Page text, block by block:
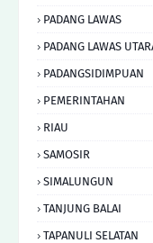
PADANG LAWAS
PADANG LAWAS
PADANGSIDIMPUAN
PEMERINTAHAN
RIAU
SAMOSIR
SIMALUNGUN
TANJUNG BALAI
TAPANULI SELATAN